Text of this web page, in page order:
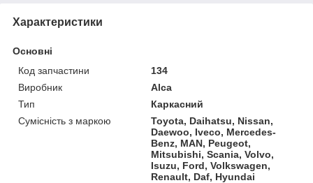
Характеристики
Основні
Код запчастини
134
Виробник
Alca
Тип
Каркасний
Сумісність з маркою
Toyota, Daihatsu, Nissan,
Daewoo, Iveco, Mercedes-
Benz, MAN, Peugeot,
Mitsubishi, Scania, Volvo,
Isuzu, Ford, Volkswagen,
Renault, Daf, Hyundai